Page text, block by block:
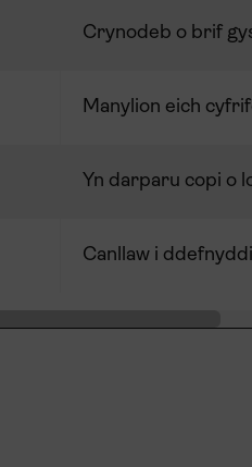
Crynodeb o brif
Manylion eich
Yn darparu copi o
Canllaw i